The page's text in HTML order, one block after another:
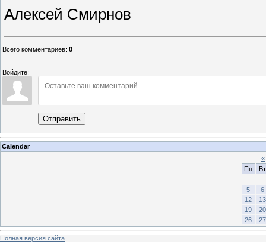
Алексей Смирнов
Всего комментариев: 0
Войдите:
Отправить
Calendar
«
Пн
Вт
5
6
12
13
19
20
26
27
Полная версия сайта